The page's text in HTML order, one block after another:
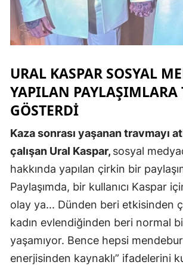
URAL KASPAR SOSYAL
YAPILAN PAYLAŞIMLARA
GÖSTERDI
Kaza sonrası yaşanan travmayı
çalışan Ural Kaspar, sosyal
hakkında yapılan çirkin bir
Paylaşımda, bir kullanıcı Kaspar
olay ya... Dünden beri etkisinden
kadın evlendiğinden beri normal
yaşamıyor. Bence hepsi mendebur
enerjisinden kaynaklı” ifadelerini